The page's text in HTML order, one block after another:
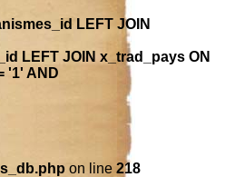
LEFT JOIN
LEFT JOIN x_trad_pays ON
'1' AND
on line 218